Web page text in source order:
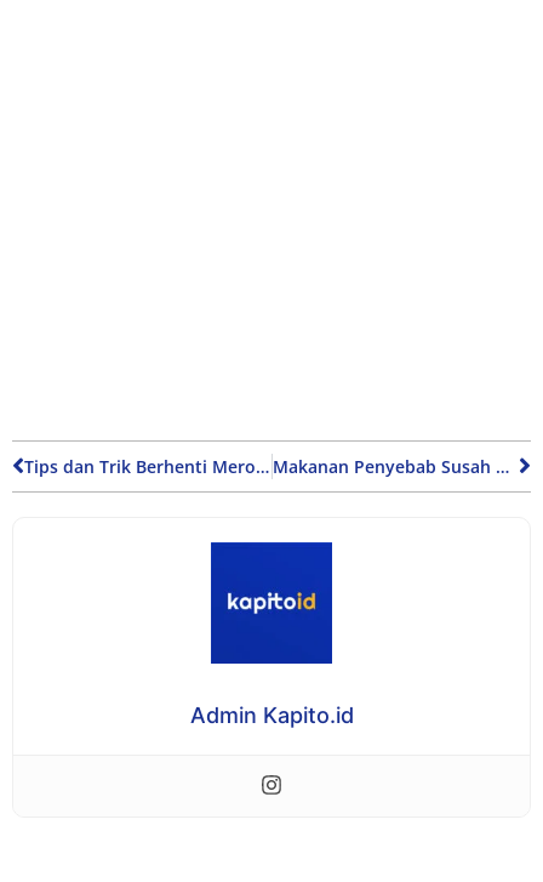
Tips dan Trik Berhenti Merokok untuk Hidup Lebih Sehat Makanan Penyebab Susah BAB hingga Berdarah dan Cara Mengatasinya
Admin Kapito.id